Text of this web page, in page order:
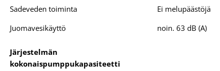
Sadeveden toiminta
Ei melupäästöjä
Juomavesikäyttö
noin. 63 dB (A)
Järjestelmän
kokonaispumppukapasiteetti